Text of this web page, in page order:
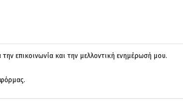
επικοινωνία και την μελλοντική ενημέρωσή μου.